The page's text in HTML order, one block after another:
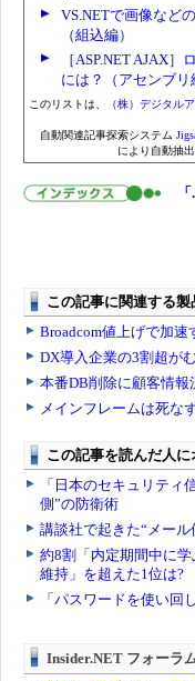
VS.NETで画像など
（組込編）
［ASP.NET AJAX
には？（アセンブリ
このリストは、 （株）デジタル
自動関連記事探索システム
により自動抽
Insider.NET フォーラ